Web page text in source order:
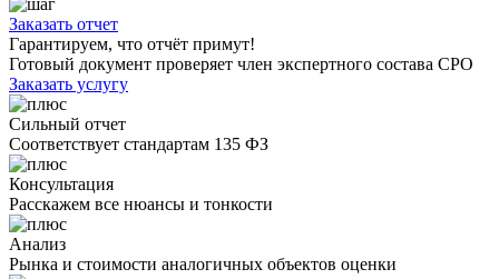
Заказать отчет
Гарантируем, что отчёт примут!
Готовый документ проверяет член экспертного состава СРО
Заказать услугу
Сильный отчет
Соответствует стандартам 135 ФЗ
Консультация
Расскажем все нюансы и тонкости
Анализ
Рынка и стоимости аналогичных объектов оценки